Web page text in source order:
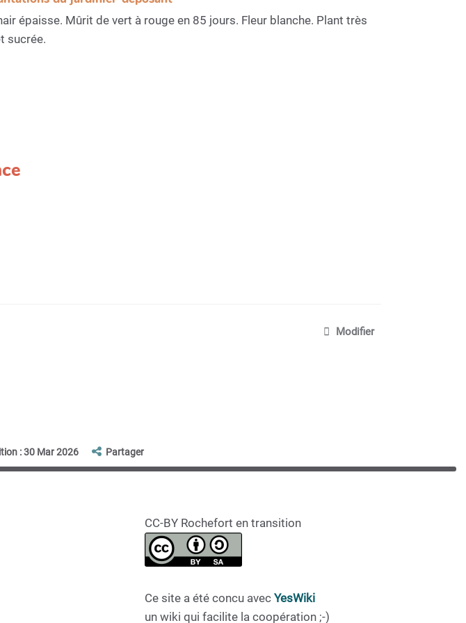
épaisse. Mûrit de vert à rouge en 85 jours. Fleur blanche. Plant très
sucrée.
Modifier
: 30 Mar 2026 Partager
CC-BY Rochefort en transition
Ce site a été concu avec YesWiki
un wiki qui facilite la coopération ;-)